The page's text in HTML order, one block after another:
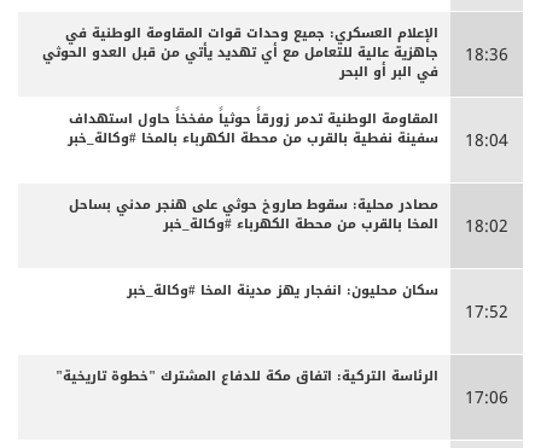
18:36
الإعلام العسكري: جميع وحدات قوات المقاومة الوطنية في
جاهزية عالية للتعامل مع أي تهديد يأتي من قبل العدو الحوثي
في البر أو البحر
18:04
المقاومة الوطنية تدمر زورقاً حوثياً مفخخاً حاول استهداف
سفينة نفطية بالقرب من محطة الكهرباء بالمخا #وكالة_خبر
18:02
مصادر محلية: سقوط صاروخ حوثي على هنجر مدني بساحل
المخا بالقرب من محطة الكهرباء #وكالة_خبر
17:52
سكان محليون: انفجار يهز مدينة المخا #وكالة_خبر
17:06
الرئاسة التركية: اتفاق مكة للدفاع المشترك "خطوة تاريخية"